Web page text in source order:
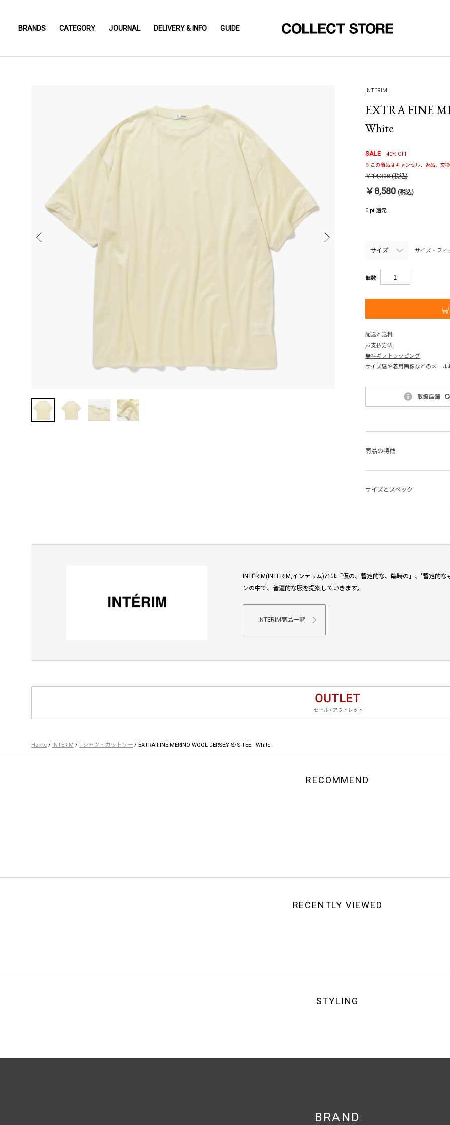
BRANDS CATEGORY JOURNAL DELIVERY & INFO GUIDE
INTERIM
EXTRA FINE
White
SALE 40% OFF
※この商品はキャンセル、返品、交
￥14,300(税込)
￥8,580 (税込)
0 pt 還元
サイズ・フィ
個数
配送と送料
お支払方法
無料ギフトラッピング
サイズ感や着用画像などのメール
商品の特徴
サイズとスペック
INTĒRIM(INTERIM,インテリム)とは「仮の、暫定的な、臨時の」、"暫定的
ンの中で、普遍的な服を提案していきます。
INTERIM商品一覧
Home / INTERIM / Tシャツ・カットソー / EXTRA FINE MERINO WOOL JERSEY S/S TEE - White
RECOMMEND
RECENTLY VIEWED
STYLING
BRAND